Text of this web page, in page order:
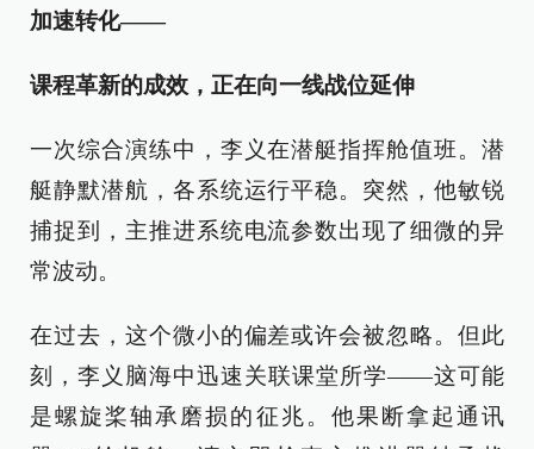
加速转化——
课程革新的成效，正在向一线战位延伸
一次综合演练中，李义在潜艇指挥舱值班。潜
艇静默潜航，各系统运行平稳。突然，他敏锐
捕捉到，主推进系统电流参数出现了细微的异
常波动。
在过去，这个微小的偏差或许会被忽略。但此
刻，李义脑海中迅速关联课堂所学——这可能
是螺旋桨轴承磨损的征兆。他果断拿起通讯